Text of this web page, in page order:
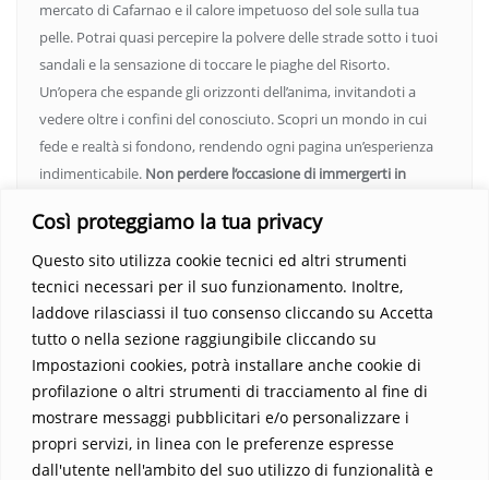
Così proteggiamo la tua privacy
Questo sito utilizza cookie tecnici ed altri strumenti
tecnici necessari per il suo funzionamento. Inoltre,
laddove rilasciassi il tuo consenso cliccando su Accetta
tutto o nella sezione raggiungibile cliccando su
Impostazioni cookies, potrà installare anche cookie di
profilazione o altri strumenti di tracciamento al fine di
mostrare messaggi pubblicitari e/o personalizzare i
propri servizi, in linea con le preferenze espresse
dall'utente nell'ambito del suo utilizzo di funzionalità e
mercato di Cafarnao e il calore impetuoso del sole sulla tua
pelle. Potrai quasi percepire la polvere delle strade sotto i tuoi
sandali e la sensazione di toccare le piaghe del Risorto.
Un’opera che espande gli orizzonti dell’anima, invitandoti a
vedere oltre i confini del conosciuto. Scopri un mondo in cui
fede e realtà si fondono, rendendo ogni pagina un’esperienza
indimenticabile. Non perdere l’occasione di immergerti in
Parola trasformi la tua vita.
Home Contatti